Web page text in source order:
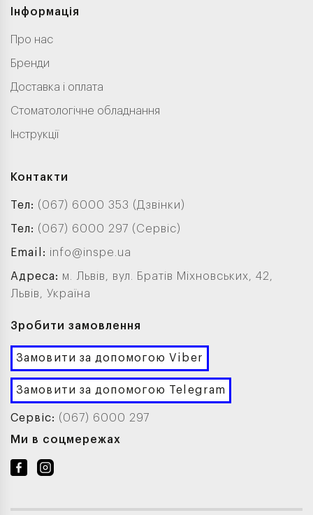
Інформація
Про нас
Бренди
Доставка і оплата
Стоматологічне обладнання
Інструкції
Контакти
Тел: (067) 6000 353 (Дзвінки)
Тел: (067) 6000 297 (Сервіс)
Email: info@inspe.ua
Адреса: м. Львів, вул. Братів Міхновських, 42,
Львів, Україна
Зробити замовлення
Замовити за допомогою Viber
Замовити за допомогою Telegram
Сервіс: (067) 6000 297
Ми в соцмережах